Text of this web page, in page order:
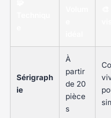
Sérigraph
ie
À
partir
de 20
pièce
s